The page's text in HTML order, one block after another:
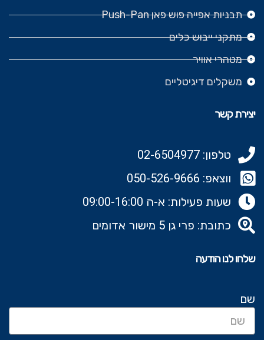
תבניות אפייה פוש פאן Push-Pan
מתקני ייבוש כלים
מטהרי אוויר
משקלים דיגיטליים
יצירת קשר
טלפון: 02-6504977
ווצאפ: 050-526-9666‬
שעות פעילות: א-ה 09:00-16:00
כתובת: פרי גן 5 מישור אדומים
שלחו לנו הודעה
שם